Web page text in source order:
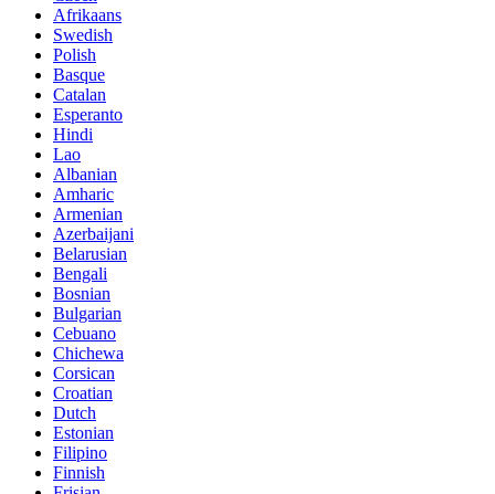
Afrikaans
Swedish
Polish
Basque
Catalan
Esperanto
Hindi
Lao
Albanian
Amharic
Armenian
Azerbaijani
Belarusian
Bengali
Bosnian
Bulgarian
Cebuano
Chichewa
Corsican
Croatian
Dutch
Estonian
Filipino
Finnish